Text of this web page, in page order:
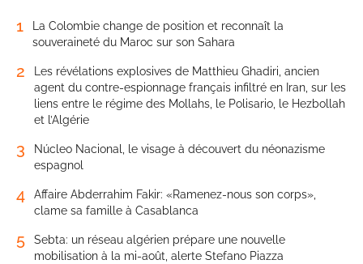
1
La Colombie change de position et reconnaît la
souveraineté du Maroc sur son Sahara
2
Les révélations explosives de Matthieu Ghadiri, ancien
agent du contre-espionnage français infiltré en Iran, sur les
liens entre le régime des Mollahs, le Polisario, le Hezbollah
et l’Algérie
3
Núcleo Nacional, le visage à découvert du néonazisme
espagnol
4
Affaire Abderrahim Fakir: «Ramenez-nous son corps»,
clame sa famille à Casablanca
5
Sebta: un réseau algérien prépare une nouvelle
mobilisation à la mi-août, alerte Stefano Piazza